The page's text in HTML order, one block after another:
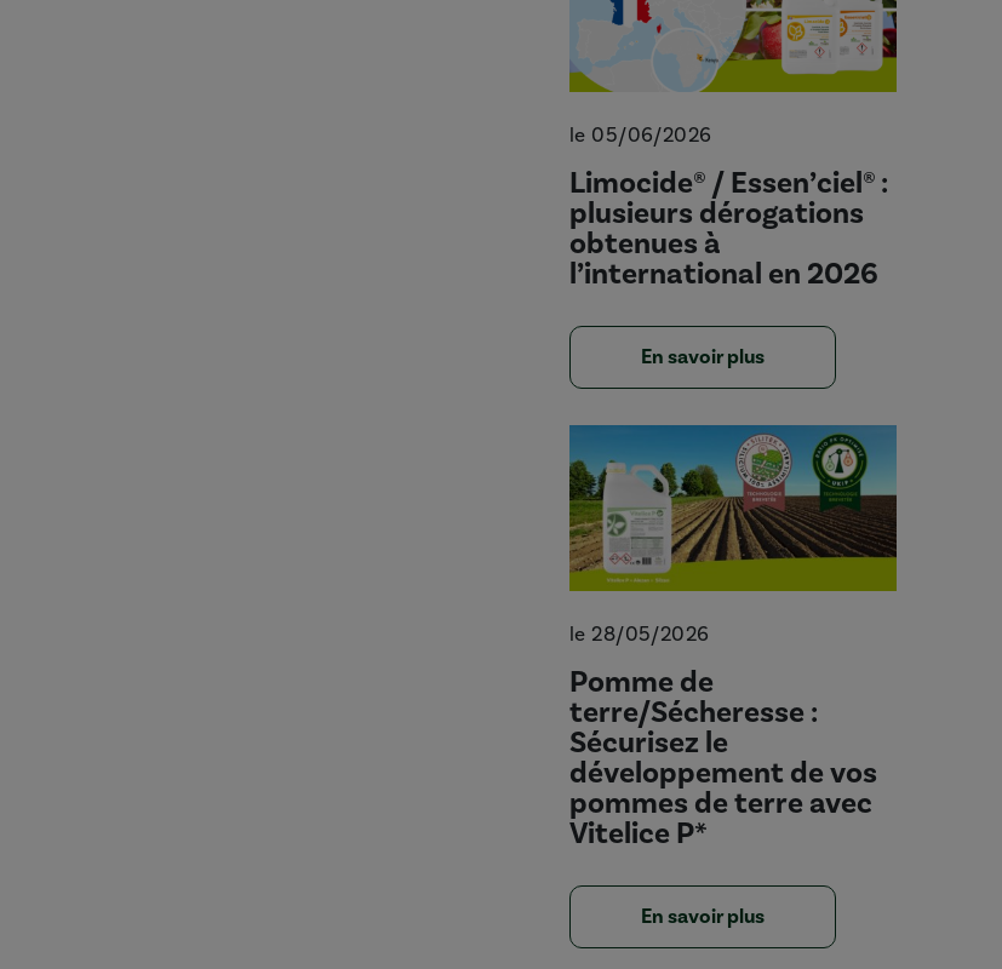
le 05/06/2026
Limocide® / Essen’ciel® :
plusieurs dérogations
obtenues à
l’international en 2026
En savoir plus
le 28/05/2026
Pomme de
terre/Sécheresse :
Sécurisez le
développement de vos
pommes de terre avec
Vitelice P*
En savoir plus